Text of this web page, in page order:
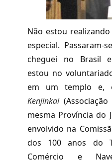
Não estou
especial. Passaram-
cheguei no Brasil
estou no
em um templo e,
Kenjinkai
mesma Província do
envolvido na
dos 100 anos do
Comércio e